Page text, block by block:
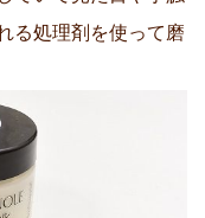
る処理剤を使って磨